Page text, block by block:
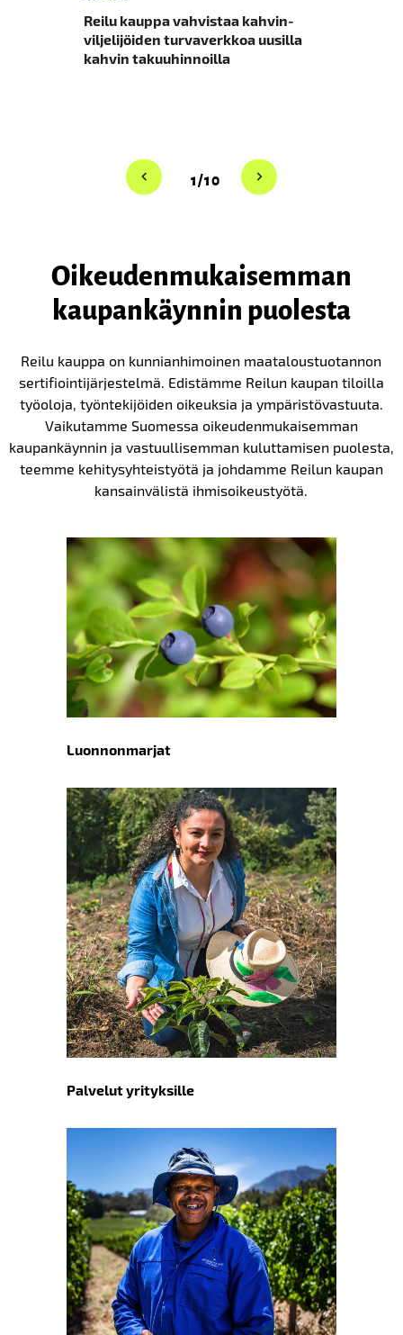
Reilu kauppa vahvistaa kahvin­
viljelijöiden turvaverkkoa uusilla
kahvin takuuhinnoilla
1/10
Oikeuden­mukaisemman
kaupan­käynnin puolesta
Reilu kauppa on kunnianhimoinen maataloustuotannon
sertifiointijärjestelmä. Edistämme Reilun kaupan tiloilla
työoloja, työntekijöiden oikeuksia ja ympäristövastuuta.
Vaikutamme Suomessa oikeudenmukaisemman
kaupankäynnin ja vastuullisemman kuluttamisen puolesta,
teemme kehitysyhteistyötä ja johdamme Reilun kaupan
kansainvälistä ihmisoikeustyötä.
Luonnonmarjat
Palvelut yrityksille